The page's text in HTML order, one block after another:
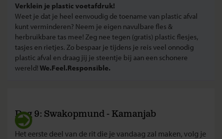
Verklein je plastic voetafdruk!
Weet je dat je heel eenvoudig de toename van plastic afval
kunt verminderen? Neem je eigen navulbare fles &
herbruikbare tas mee! Zeg nee tegen (gratis) plastic flesjes,
tasjes en rietjes. Zo bespaar je tijdens je reis veel onnodig
plastic afval en draag jij je steentje bij aan een schonere
wereld! We.Feel.Responsible.
Dag 9: Swakopmund - Kamanjab
Het eerste deel van de rit die je vandaag zal maken, volg je